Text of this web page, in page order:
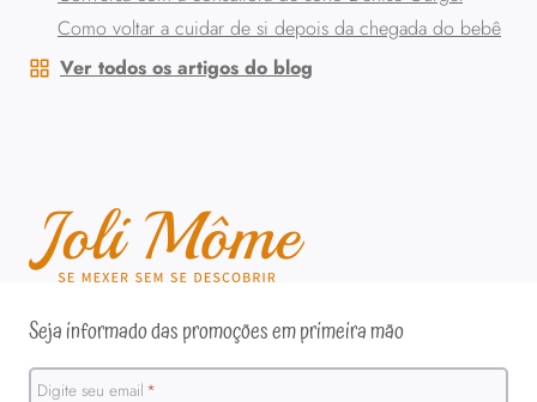
Como voltar a cuidar de si depois da chegada do bebê
Ver todos os artigos do blog
Seja informado das promoções em primeira mão
Digite seu email *